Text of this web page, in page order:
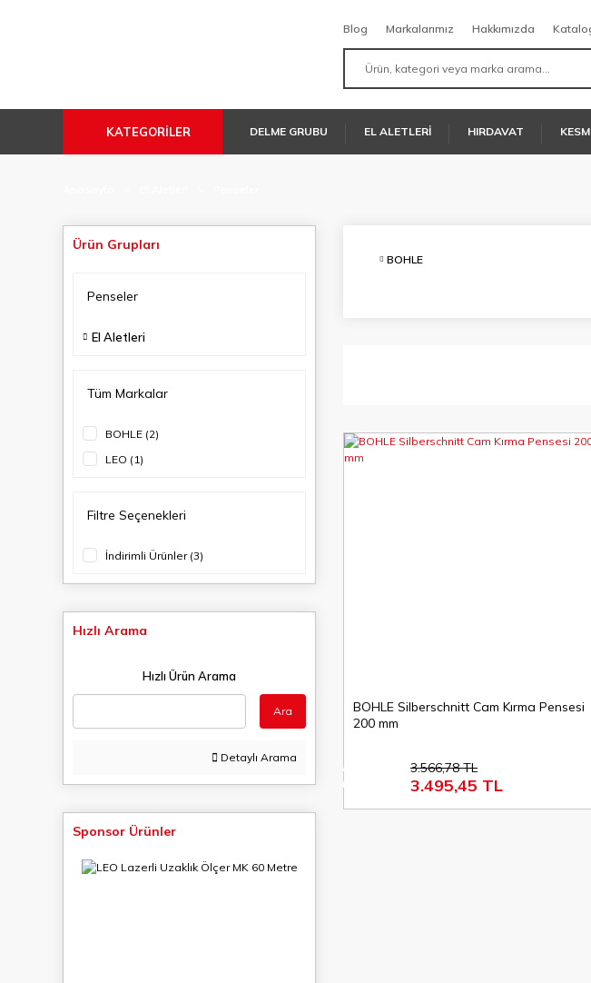
Blog Markalarımız Hakkımızda
KATEGORİLER DELME GRUBU EL ALETLERİ HIRDAVAT
Ürün Grupları
Penseler
El Aletleri
Tüm Markalar
BOHLE (2)
LEO (1)
Filtre Seçenekleri
İndirimli Ürünler (3)
Hızlı Arama
Hızlı Ürün Arama
Ara
Detaylı Arama
Sponsor Ürünler
BOHLE
BOHLE Silberschnitt Cam Kırma Pensesi
200 mm
%2
indirim
3.566,78 TL
3.495,45 TL